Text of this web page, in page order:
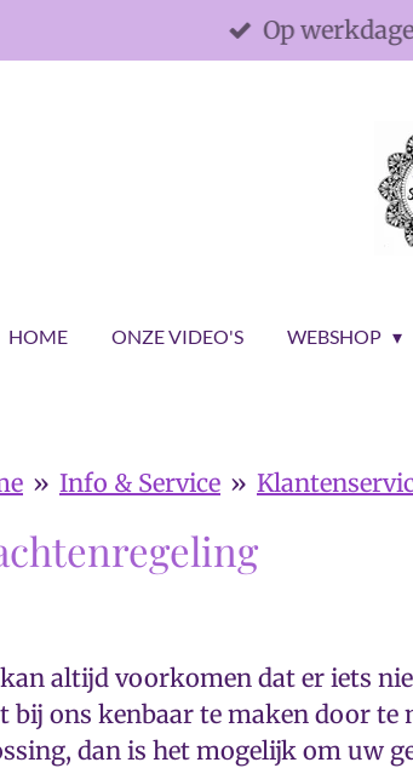
Op
HOME ONZE VIDEO'S WEBSHOP
» Info & Service »
altijd voorkomen dat er iets
bij ons kenbaar te maken door te
dan is het mogelijk om uw